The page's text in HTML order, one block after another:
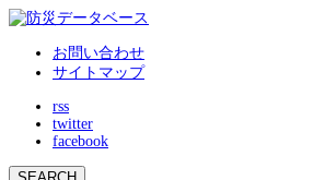
お問い合わせ
サイトマップ
rss
twitter
facebook